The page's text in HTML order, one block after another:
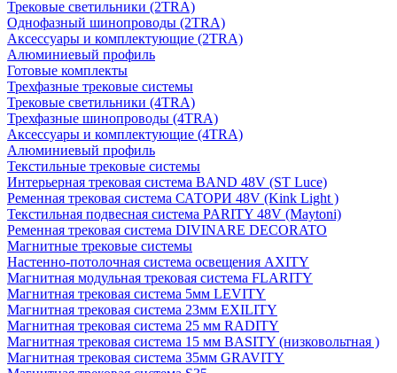
Трековые светильники (2TRA)
Однофазный шинопроводы (2TRA)
Аксессуары и комплектующие (2TRA)
Алюминиевый профиль
Готовые комплекты
Трехфазные трековые системы
Трековые светильники (4TRA)
Трехфазные шинопроводы (4TRA)
Аксессуары и комплектующие (4TRA)
Алюминиевый профиль
Текстильные трековые системы
Интерьерная трековая система BAND 48V (ST Luce)
Ременная трековая система САТОРИ 48V (Kink Light )
Текстильная подвесная система PARITY 48V (Maytoni)
Ременная трековая система DIVINARE DECORATO
Магнитные трековые системы
Настенно-потолочная система освещения AXITY
Магнитная модульная трековая система FLARITY
Магнитная трековая система 5мм LEVITY
Магнитная трековая система 23мм EXILITY
Магнитная трековая система 25 мм RADITY
Магнитная трековая система 15 мм BASITY (низковольтная )
Магнитная трековая система 35мм GRAVITY